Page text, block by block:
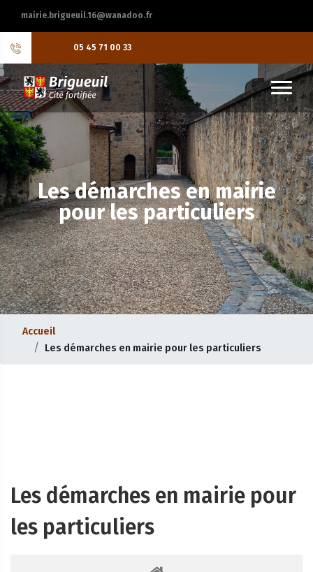
mairie.brigueuil.16@wanadoo.fr
05 45 71 00 33
Les démarches en mairie
pour les particuliers
Accueil
Les démarches en mairie pour les particuliers
Les démarches en mairie pour
les particuliers